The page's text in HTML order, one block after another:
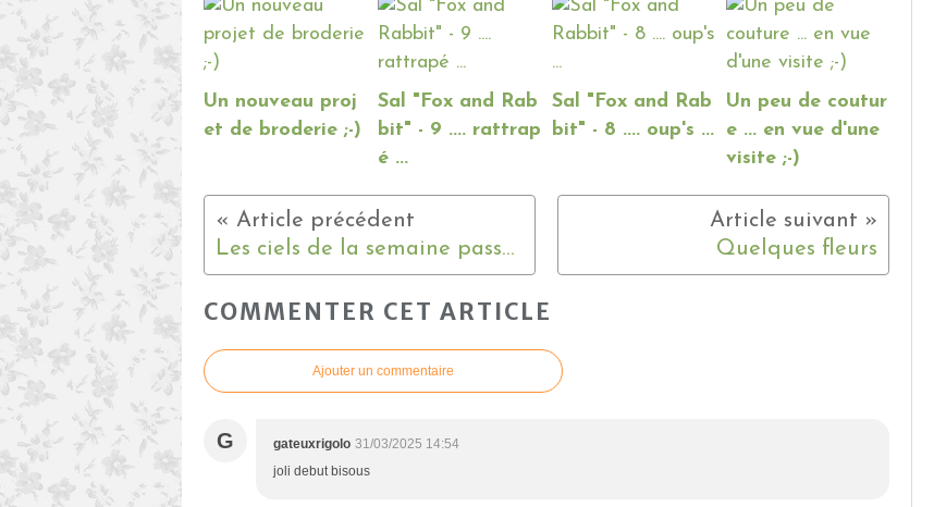
Un nouveau proj
et de broderie ;-)
Sal "Fox and Rab
bit" - 9 .... rattrap
é ...
Sal "Fox and Rab
bit" - 8 .... oup's ...
Un peu de coutur
e ... en vue d'une
visite ;-)
Les ciels de la semaine passée ;-) Quelques fleurs
COMMENTER CET ARTICLE
Ajouter un commentaire
G gateuxrigolo 31/03/2025 14:54
joli debut bisous